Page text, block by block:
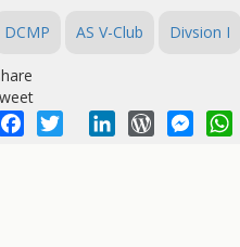
DCMP AS V-Club Divsion I
Facebook
Twitter LinkedInWordPress